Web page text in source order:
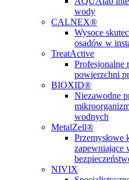
wody
CALNEX®
Wysoce
osadów w
TreatActive
Profesjonalne
powierzchni
BIOXID®
Niezawodne
wodnych
MetalZell®
Przemysłowe
zapewniające
NIVIX